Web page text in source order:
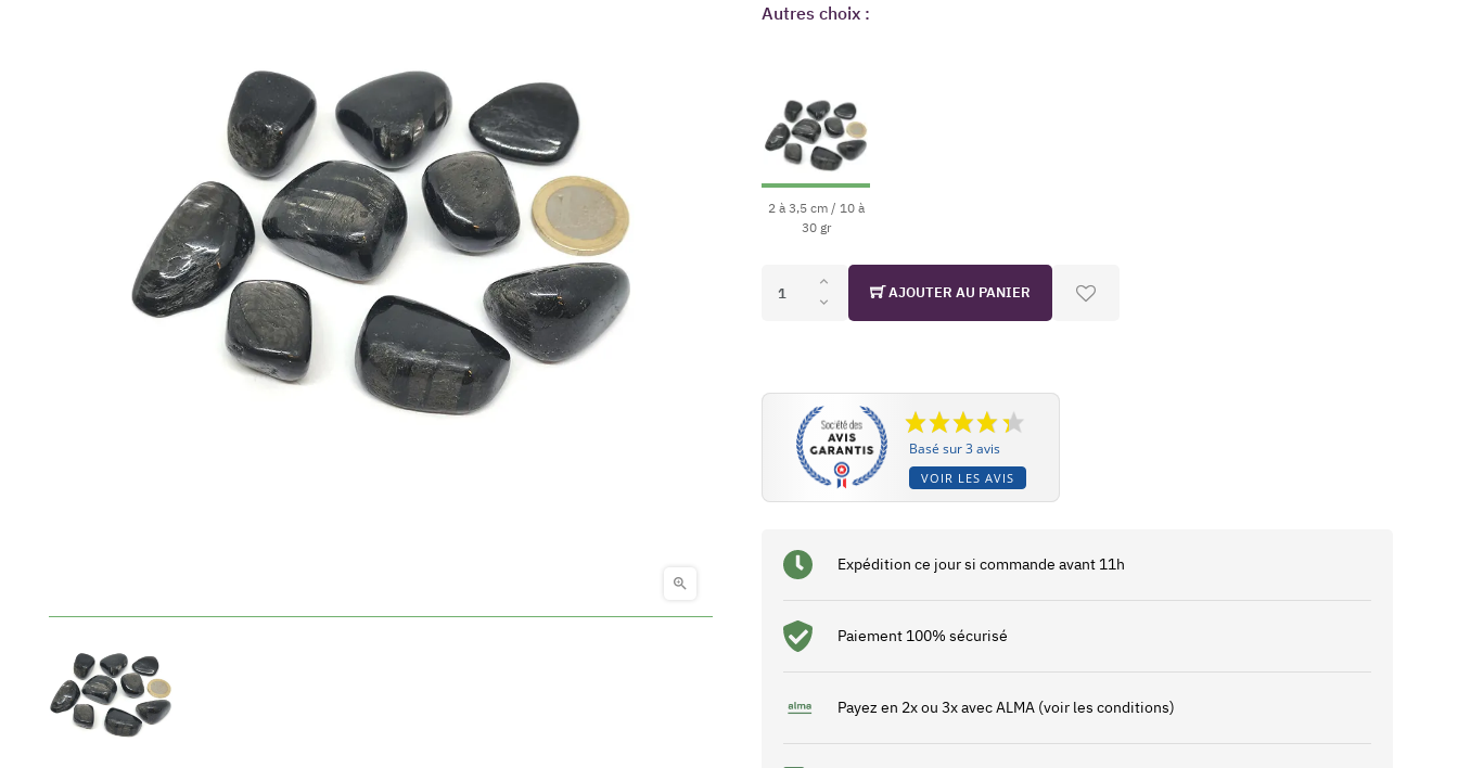

Autres choix :
2 à 3,5 cm / 10 à
30 gr
AJOUTER AU PANIER
Basé sur 3 avis
VOIR LES AVIS
Expédition ce jour si commande avant 11h
Paiement 100% sécurisé
Payez en 2x ou 3x avec ALMA (voir les conditions)